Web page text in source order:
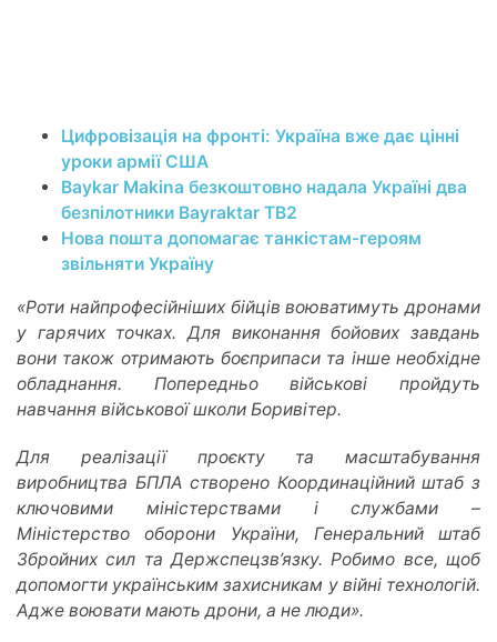
Цифровізація на фронті: Україна вже дає цінні
уроки армії США
Baykar Makina безкоштовно надала Україні два
безпілотники Bayraktar TB2
Нова пошта допомагає танкістам-героям
звільняти Україну
«Роти найпрофесійніших бійців воюватимуть дронами
у гарячих точках. Для виконання бойових завдань
вони також отримають боєприпаси та інше необхідне
обладнання. Попередньо військові пройдуть
навчання військової школи Боривітер.
Для реалізації проєкту та масштабування
виробництва БПЛА створено Координаційний штаб з
ключовими міністерствами і службами –
Міністерство оборони України, Генеральний штаб
Збройних сил та Держспецзв’язку. Робимо все, щоб
допомогти українським захисникам у війні технологій.
Адже воювати мають дрони, а не люди».